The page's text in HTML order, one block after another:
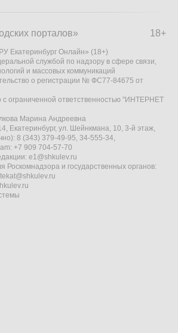
18+
порталов»
Екатеринбург Онлайн» (18+)
службой по надзору в сфере связи,
и массовых коммуникаций
о регистрации № ФС77-84675 от
ограниченной ответственностью "ИНТЕРНЕТ
Марина Андреевна
Екатеринбург, ул. Шейнкмана, 10, 3-й этаж,
8 (343) 379-49-95, 34-555-34,
+7 909 704-57-70
e1@shkulev.ru
Роскомнадзора и государственных органов: